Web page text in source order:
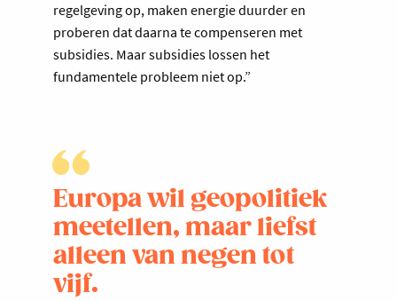
regelgeving op, maken energie duurder en
proberen dat daarna te compenseren met
subsidies. Maar subsidies lossen het
fundamentele probleem niet op.”
Europa wil geopolitiek
meetellen, maar liefst
alleen van negen tot
vijf.